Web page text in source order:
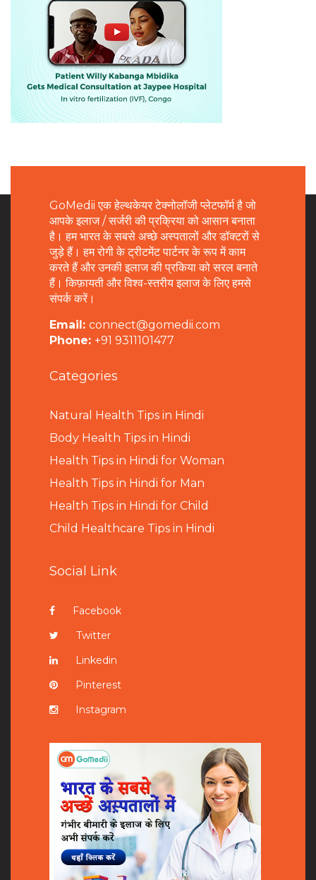
GoMedii एक हेल्थकेयर टेक्नोलॉजी प्लेटफॉर्म है जो
आपके इलाज / सर्जरी की प्रक्रिया को आसान बनाता
है। हम भारत के सबसे अच्छे अस्पतालों और डॉक्टरों से
जुड़े हैं। हम रोगी के ट्रीटमेंट पार्टनर के रूप में काम
करते हैं और उनकी इलाज की प्रकिया को सरल बनाते
हैं। किफ़ायती और विश्व-स्तरीय इलाज के लिए हमसे
संपर्क करें।
Email: connect@gomedii.com
Phone: +91 9311101477
Categories
Natural Health Tips in Hindi
Body Health Tips in Hindi
Health Tips in Hindi for Woman
Health Tips in Hindi for Man
Health Tips in Hindi for Child
Child Healthcare Tips in Hindi
Social Link
Facebook
Twitter
Linkedin
Pinterest
Instagram